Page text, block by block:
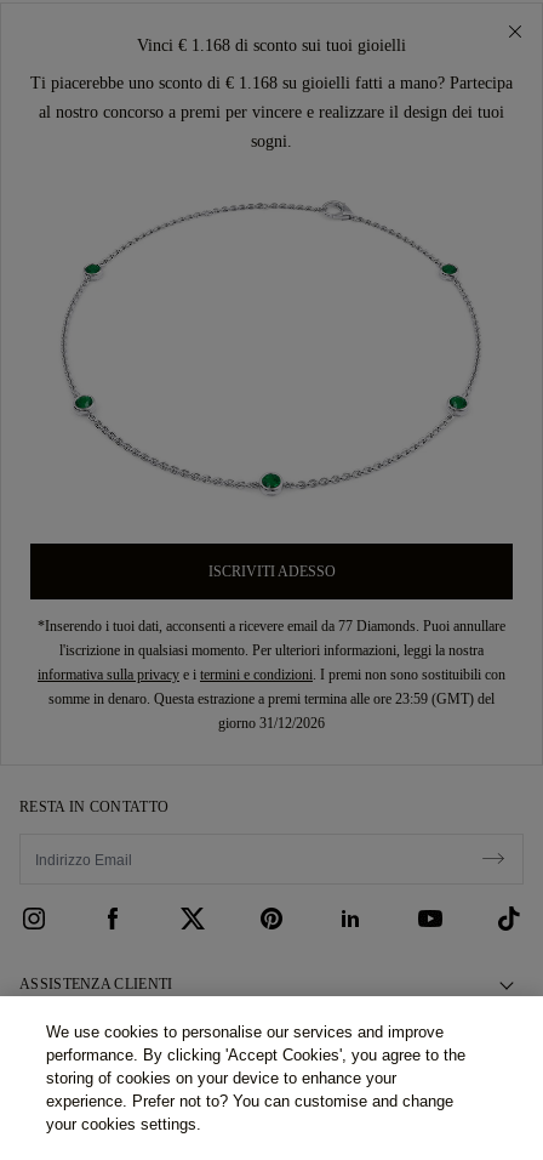
Vinci € 1.168 di sconto sui tuoi gioielli
Ti piacerebbe uno sconto di € 1.168 su gioielli fatti a mano? Partecipa
al nostro concorso a premi per vincere e realizzare il design dei tuoi
sogni.
ISCRIVITI ADESSO
*Inserendo i tuoi dati, acconsenti a ricevere email da 77 Diamonds. Puoi annullare
l'iscrizione in qualsiasi momento. Per ulteriori informazioni, leggi la nostra
informativa sulla privacy e i termini e condizioni . I premi non sono sostituibili con
somme in denaro. Questa estrazione a premi termina alle ore 23:59 (GMT) del
giorno 31/12/2026
RESTA IN CONTATTO
ASSISTENZA CLIENTI
Contattaci
Prenota un Appuntamento
Domande Frequenti
Consegna e Restituzioni
CHI SIAMO
La Nostra Storia
I Nostri Showroom
LEGALE E PRIVACY
Politica Privacy
We use cookies to personalise our services and improve
performance. By clicking 'Accept Cookies', you agree to the
storing of cookies on your device to enhance your
experience. Prefer not to? You can customise and change
your cookies settings.